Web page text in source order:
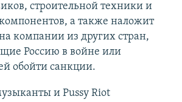
строительной техники и
а также наложит
компании из других стран,
Россию в войне или
обойти санкции.
и Pussy Riot